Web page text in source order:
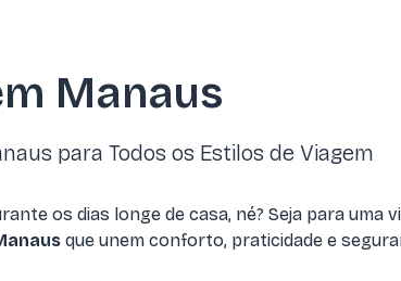
Manaus
para Todos os Estilos de Viagem
os dias longe de casa, né? Seja para uma
que unem conforto, praticidade e